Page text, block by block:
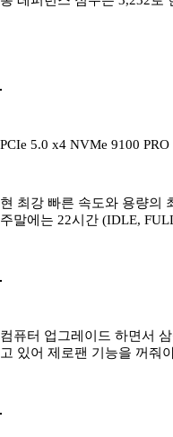
PCIe 5.0 x4 NVMe 9100
현 최강 빠른 속도와 용량의
주말에는 22시간 (IDLE,
컴퓨터 업그레이드 하면서
고 있어 제로팬 기능을 꺼줘